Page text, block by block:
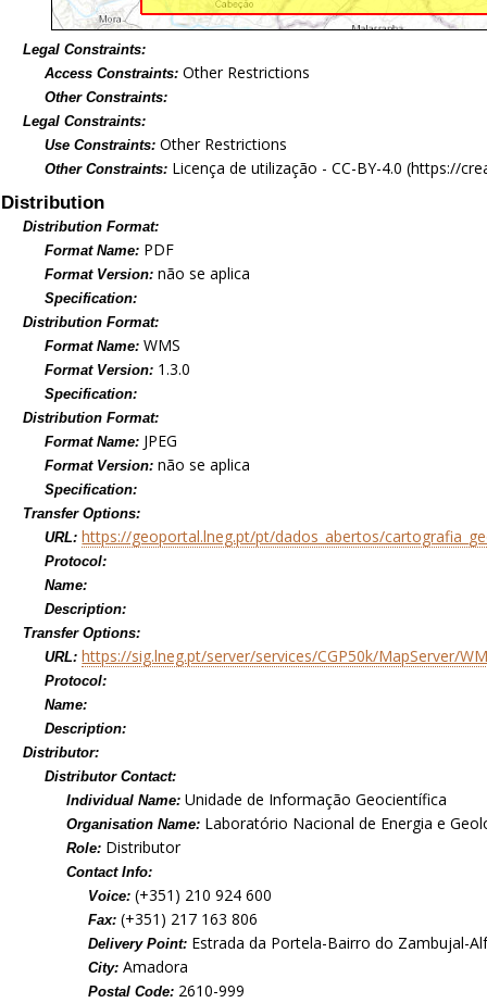
Legal Constraints:
Access Constraints:Other Restrictions
Other Constraints:
Legal Constraints:
Use Constraints:Other Restrictions
Other Constraints: Licença de utilização - CC-BY-4.0 (https://
Distribution
Distribution Format:
Format Name: PDF
Format Version:não se aplica
Specification:
Distribution Format:
Format Name:WMS
Format Version: 1.3.0
Specification:
Distribution Format:
Format Name: JPEG
Format Version:não se aplica
Specification:
Transfer Options:
URL: https://geoportal.lneg.pt/pt/dados_abertos/
Protocol:
Name:
Description:
Transfer Options:
URL: https://sig.lneg.pt/server/services/CGP50k/MapServer/
Protocol:
Name:
Description:
Distributor:
Distributor Contact:
Individual Name:Unidade de Informação Geocientífica
Organisation Name: Laboratório Nacional de Energia e
Role: Distributor
Contact Info:
Voice:(+351) 210 924 600
Fax:(+351) 217 163 806
Delivery Point: Estrada da Portela-Bairro do Zambujal-
City:Amadora
Postal Code: 2610-999